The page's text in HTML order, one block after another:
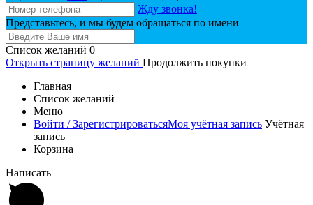
Жду звонка!
Представьтесь, и мы будем обращаться по имени
Список желаний 0
Открыть страницу желаний Продолжить покупки
Главная
Список желаний
Меню
Войти / ЗарегистрироватьсяМоя учётная запись Учётная
запись
Корзина
Написать